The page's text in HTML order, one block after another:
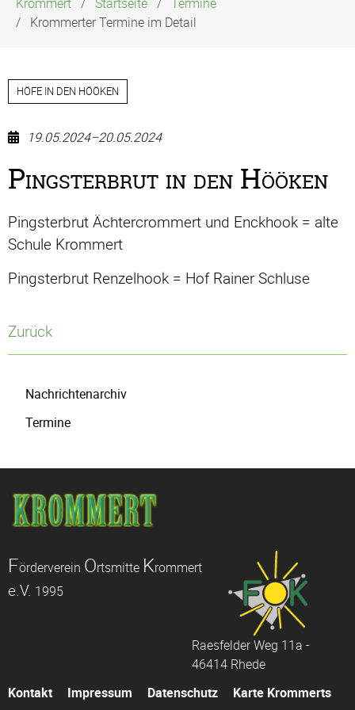
Krommerter Termine im Detail
HÖFE IN DEN HÖÖKEN
19.05.2024–20.05.2024
Pingsterbrut in den Hööken
Pingsterbrut Ächtercrommert und Enckhook = alte
Schule Krommert
Pingsterbrut Renzelhook = Hof Rainer Schluse
Zurück
überspringen
Nachrichtenarchiv
Termine
Förderverein Ortsmitte Krommert
e.V. 1995
Raesfelder Weg 11a -
46414 Rhede
Navigation
Kontakt Impressum Datenschutz Karte Krommerts